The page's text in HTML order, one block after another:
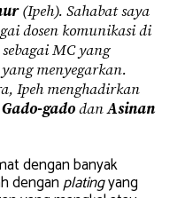
(Ipeh). Sahabat saya
dosen komunikasi di
MC yang
menyegarkan.
Ipeh menghadirkan
Gado-gadodanAsinan
dengan banyak
denganplatingyang